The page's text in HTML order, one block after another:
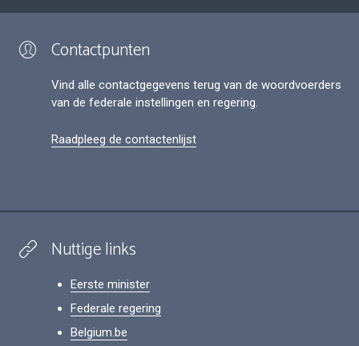
Contactpunten
Vind alle contactgegevens terug van de woordvoerders
van de federale instellingen en regering.
Raadpleeg de contactenlijst
Nuttige links
Eerste minister
Federale regering
Belgium.be